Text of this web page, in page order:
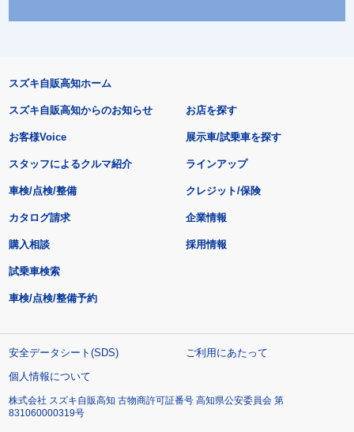
スズキ自販高知ホーム
スズキ自販高知からのお知らせ
お客様Voice
スタッフによるクルマ紹介
お店を探す
展示車/試乗車を探す
ラインアップ
車検/点検/整備 クレジット/保険
カタログ請求
購入相談
試乗車検索
車検/点検/整備予約
企業情報
採用情報
安全データシート(SDS)
ご利用にあたって
個人情報について
株式会社 スズキ自販高知 古物商許可証番号 高知県公安委員会 第
831060000319号